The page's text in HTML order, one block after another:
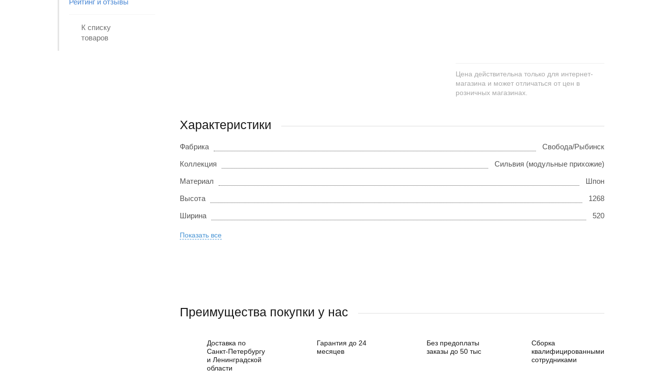
Рейтинг и отзывы
К списку
товаров
Цена действительна только для интернет-
магазина и может отличаться от цен в
розничных магазинах.
Характеристики
Фабрика Свобода/Рыбинск
Коллекция Сильвия (модульные прихожие)
Материал Шпон
Высота 1268
Ширина 520
Показать все
Преимущества покупки у нас
Доставка по
Санкт-Петербургу
и Ленинградской
области
Гарантия до 24
месяцев
Без предоплаты
заказы до 50 тыс
Сборка
квалифицированными
сотрудниками